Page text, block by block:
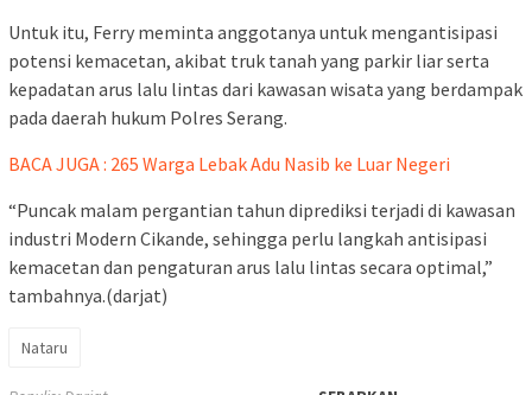
Untuk itu, Ferry meminta anggotanya untuk mengantisipasi
potensi kemacetan, akibat truk tanah yang parkir liar serta
kepadatan arus lalu lintas dari kawasan wisata yang berdampak
pada daerah hukum Polres Serang.
BACA JUGA : 265 Warga Lebak Adu Nasib ke Luar Negeri
“Puncak malam pergantian tahun diprediksi terjadi di kawasan
industri Modern Cikande, sehingga perlu langkah antisipasi
kemacetan dan pengaturan arus lalu lintas secara optimal,”
tambahnya.(darjat)
Nataru